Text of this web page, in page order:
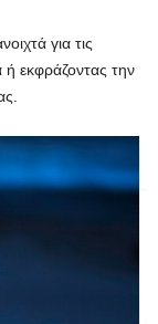
για τις
ή εκφράζοντας την